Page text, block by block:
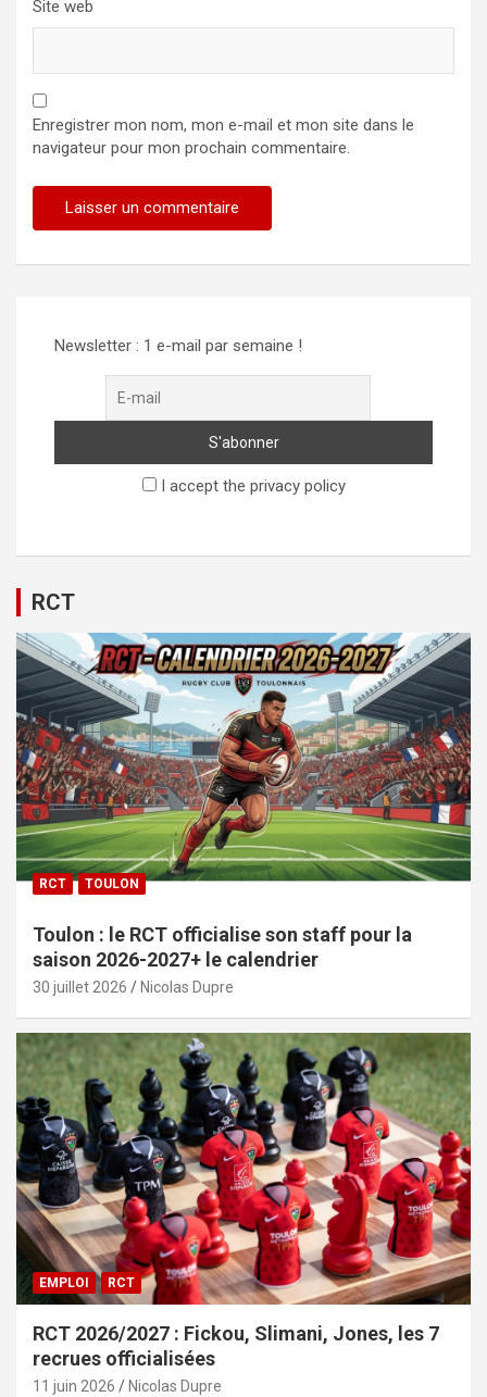
Site web
Enregistrer mon nom, mon e-mail et mon site dans le
navigateur pour mon prochain commentaire.
Newsletter : 1 e-mail par semaine !
I accept the privacy policy
RCT
RCT TOULON
Toulon : le RCT officialise son staff pour la
saison 2026-2027+ le calendrier
30 juillet 2026 Nicolas Dupre
EMPLOI RCT
RCT 2026/2027 : Fickou, Slimani, Jones, les 7
recrues officialisées
11 juin 2026 Nicolas Dupre